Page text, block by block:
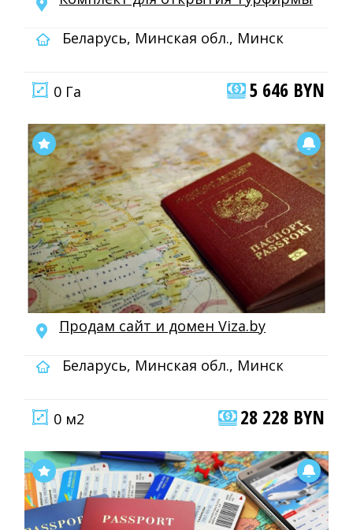
Беларусь, Минская обл., Минск
0 Га 5 646 BYN
Продам сайт и домен Viza.by
Беларусь, Минская обл., Минск
0 м2 28 228 BYN